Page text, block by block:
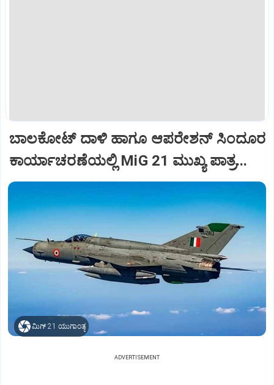
ಬಾಲಕೋಟ್‌ ದಾಳಿ ಹಾಗೂ ಆಪರೇಶನ್‌ ಸಿಂದೂರ
ಕಾರ್ಯಾಚರಣೆಯಲ್ಲಿ MiG 21 ಮುಖ್ಯ ಪಾತ್ರ...
ಮಿಗ್‌ 21 ಯುಗಾಂತ್ಯ
ADVERTISEMENT